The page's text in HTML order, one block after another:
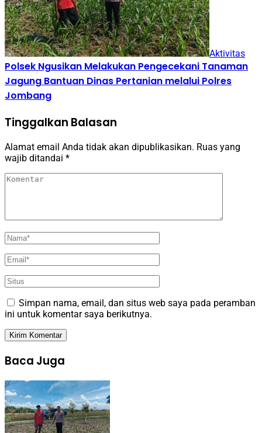
Aktivitas
Polsek Ngusikan Melakukan Pengecekani Tanaman
Jagung Bantuan Dinas Pertanian melalui Polres
Jombang
Tinggalkan Balasan
Alamat email Anda tidak akan dipublikasikan. Ruas yang
wajib ditandai *
Simpan nama, email, dan situs web saya pada peramban
ini untuk komentar saya berikutnya.
Baca Juga